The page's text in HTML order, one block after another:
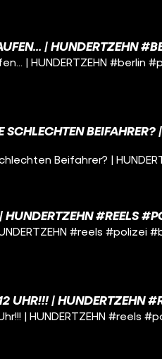
| HUNDERTZEHN
| HUNDERTZEHN #berlin
SCHLECHTEN
Beifahrer? |
HUNDERTZEHN #REELS
#reels #polizei
UHR!!! | HUNDERTZEHN
| HUNDERTZEHN #reels